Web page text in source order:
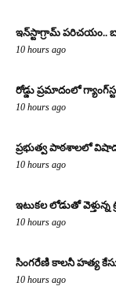
ఇన్‌స్టాగ్రామ్ పరిచయం..
10 hours ago
రోడ్డు ప్రమాదంలో
10 hours ago
ప్రభుత్వ పాఠశాలలో
10 hours ago
ఇటుకల లోడుతో వెళ్తున్న
10 hours ago
సింగరేణి కాలనీ హత్య
10 hours ago